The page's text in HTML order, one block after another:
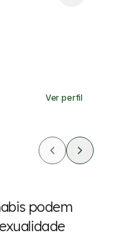
Ver perfil
podem